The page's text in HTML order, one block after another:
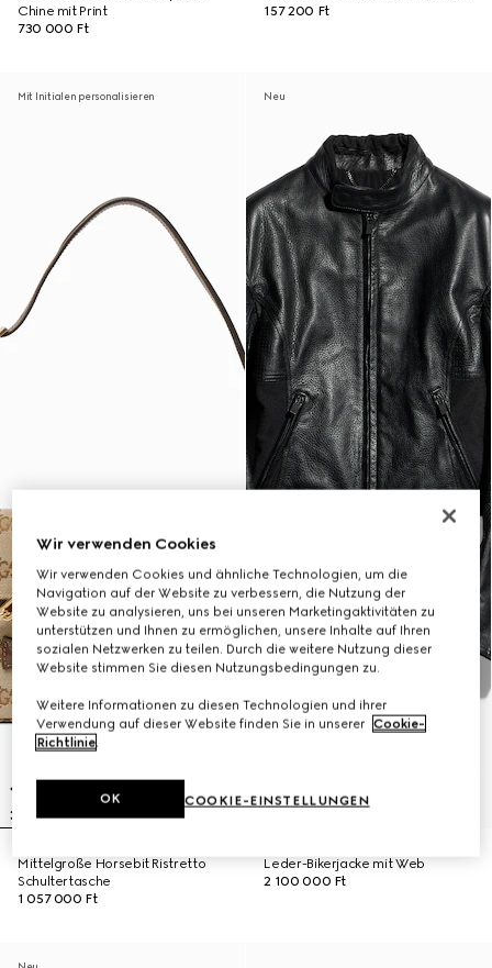
Chine mit Print
730 000 Ft
157 200 Ft
Mit Initialen personalisieren
Mittelgroße Horsebit Ristretto
Schultertasche
1 057 000 Ft
Neu
Leder-Bikerjacke mit Web
2 100 000 Ft
Wir verwenden Cookies
Wir verwenden Cookies und ähnliche Technologien, um die
Navigation auf der Website zu verbessern, die Nutzung der
Website zu analysieren, uns bei unseren Marketingaktivitäten zu
unterstützen und Ihnen zu ermöglichen, unsere Inhalte auf Ihren
sozialen Netzwerken zu teilen. Durch die weitere Nutzung dieser
Website stimmen Sie diesen Nutzungsbedingungen zu.
Weitere Informationen zu diesen Technologien und ihrer
Verwendung auf dieser Website finden Sie in unserer Cookie-
Richtlinie.
COOKIE-EINSTELLUNGEN
OK